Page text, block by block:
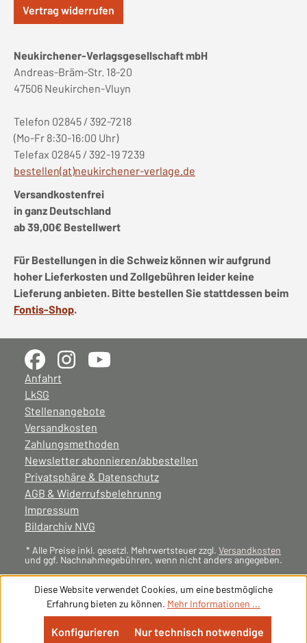
Vertrag widerrufen
Neukirchener-Verlagsgesellschaft mbH
Andreas-Bräm-Str. 18-20
47506 Neukirchen-Vluyn
Telefon 02845 / 392-7218
(Mo-Fr 8:30-16:00 Uhr)
Telefax 02845 / 392-19 7239
bestellen(at)neukirchener-verlage.de
Versandkostenfrei
in ganz Deutschland
ab 39,00€ Bestellwert
Für Bestellungen in die Schweiz können wir aufgrund
hoher Lieferkosten und Zollgebühren leider keine
Lieferung anbieten. Bitte bestellen Sie stattdessen beim
Fontis-Shop.
Anfahrt
LkSG
Stellenangebote
Versandkosten
Zahlungsmethoden
Newsletter abonnieren/abbestellen
Privatsphäre & Datenschutz
AGB & Widerrufsbelehrunng
Impressum
Bildarchiv NVG
* Alle Preise inkl. gesetzl. Mehrwertsteuer zzgl. Versandkosten
und ggf. Nachnahmegebühren, wenn nicht anders angegeben.
Diese Website verwendet Cookies, um eine bestmögliche
Erfahrung bieten zu können. Mehr Informationen ...
Nur technisch notwendige
Konfigurieren